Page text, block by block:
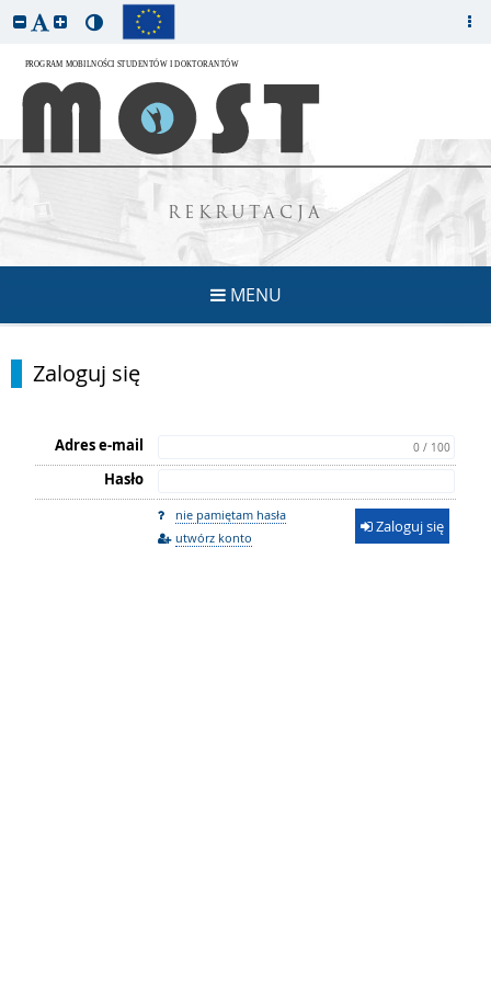
REKRUTACJA
MENU
Zaloguj się
Adres e-mail 0 / 100
Hasło
nie pamiętam hasła
utwórz konto
Zaloguj się